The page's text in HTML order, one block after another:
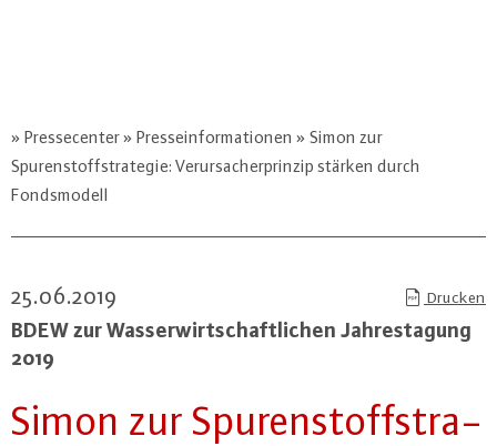
Pressecenter Presseinformationen
Simon zur
Spurenstoffstrategie: Verursacherprinzip stärken durch
Fondsmodell
25.06.2019 Drucken
BDEW zur Was­ser­wirt­schaft­li­chen Jah­res­ta­gung
2019
Simon zur Spu­ren­stoff­stra­